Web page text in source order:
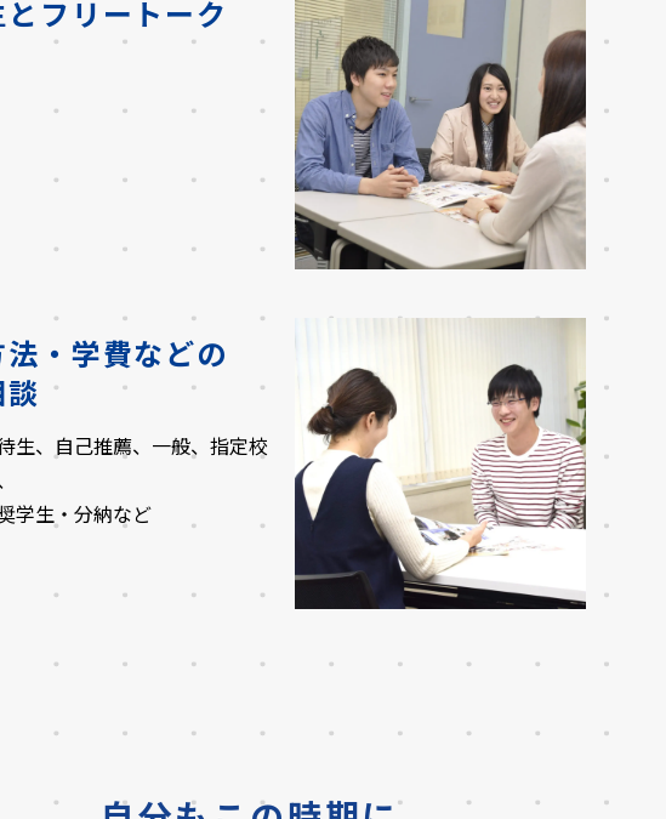
フリートーク
・学費などの
生、自己推薦、一般、指定校
学生・分納など